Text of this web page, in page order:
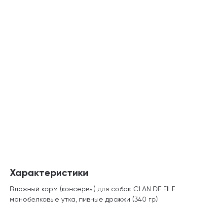
Характеристики
Влажный корм (консервы) для собак CLAN DE FILE
монобелковые утка, пивные дрожжи (340 гр)